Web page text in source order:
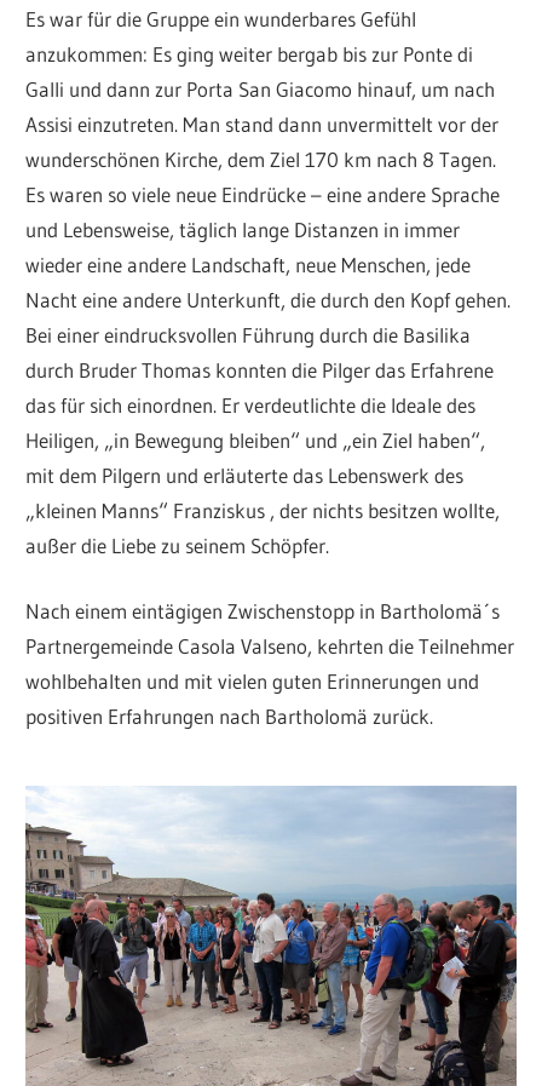
Es war für die Gruppe ein wunderbares Gefühl
anzukommen: Es ging weiter bergab bis zur Ponte di
Galli und dann zur Porta San Giacomo hinauf, um nach
Assisi einzutreten. Man stand dann unvermittelt vor der
wunderschönen Kirche, dem Ziel 170 km nach 8 Tagen.
Es waren so viele neue Eindrücke – eine andere Sprache
und Lebensweise, täglich lange Distanzen in immer
wieder eine andere Landschaft, neue Menschen, jede
Nacht eine andere Unterkunft, die durch den Kopf gehen.
Bei einer eindrucksvollen Führung durch die Basilika
durch Bruder Thomas konnten die Pilger das Erfahrene
das für sich einordnen. Er verdeutlichte die Ideale des
Heiligen, „in Bewegung bleiben“ und „ein Ziel haben“,
mit dem Pilgern und erläuterte das Lebenswerk des
„kleinen Manns“ Franziskus , der nichts besitzen wollte,
außer die Liebe zu seinem Schöpfer.
Nach einem eintägigen Zwischenstopp in Bartholomä´s
Partnergemeinde Casola Valseno, kehrten die Teilnehmer
wohlbehalten und mit vielen guten Erinnerungen und
positiven Erfahrungen nach Bartholomä zurück.